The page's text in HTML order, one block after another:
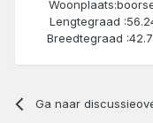
Woonplaats:
Lengtegraad :
Breedtegraad :
Ga naar